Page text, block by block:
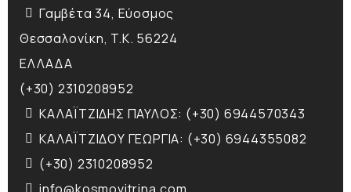
Γαμβέτα 34, Εύοσμος
Θεσσαλονίκη, T.K. 56224
ΕΛΛΑΔΑ
(+30) 2310208952
ΚΑΛΑΪΤΖΙΔΗΣ ΠΑΥΛΟΣ: (+30) 6944570343
ΚΑΛΑΪΤΖΙΔΟΥ ΓΕΩΡΓΙΑ: (+30) 6944355082
(+30) 2310208952